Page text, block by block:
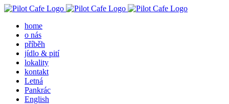
Přeskočit
obsah
home
o nás
příběh
jídlo & pití
lokality
kontakt
Letná
Pankrác
English